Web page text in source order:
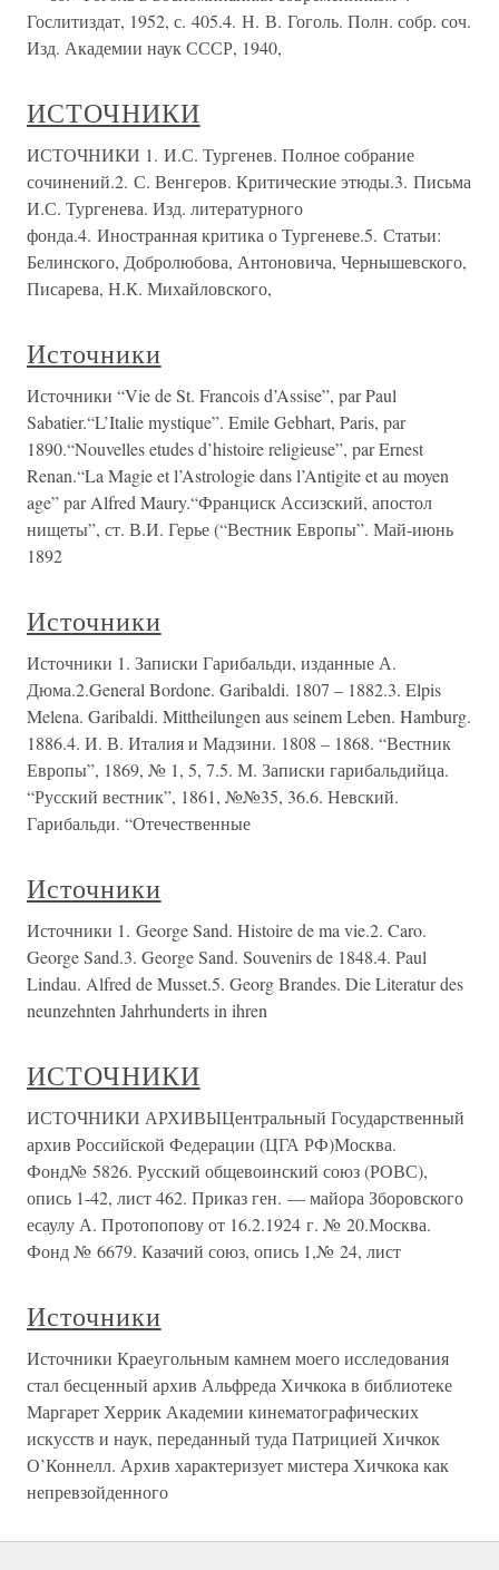
Гослитиздат, 1952, с. 405.4. Н. В. Гоголь. Полн. собр. соч.
Изд. Академии наук СССР, 1940,
ИСТОЧНИКИ
ИСТОЧНИКИ 1. И.С. Тургенев. Полное собрание
сочинений.2. С. Венгеров. Критические этюды.3. Письма
И.С. Тургенева. Изд. литературного
фонда.4. Иностранная критика о Тургеневе.5. Статьи:
Белинского, Добролюбова, Антоновича, Чернышевского,
Писарева, Н.К. Михайловского,
Источники
Источники “Vie de St. Francois d’Assise”, par Paul
Sabatier.“L’Italie mystique”. Emile Gebhart, Paris, par
1890.“Nouvelles etudes d’histoire religieuse”, par Ernest
Renan.“La Magie et l’Astrologie dans l’Antigite et au moyen
age” par Alfred Maury.“Франциск Ассизский, апостол
нищеты”, ст. В.И. Герье (“Вестник Европы”. Май-июнь
1892
Источники
Источники 1. Записки Гарибальди, изданные А.
Дюма.2.General Bordone. Garibaldi. 1807 – 1882.3. Elpis
Melena. Garibaldi. Mittheilungen aus seinem Leben. Hamburg.
1886.4. И. В. Италия и Мадзини. 1808 – 1868. “Вестник
Европы”, 1869, № 1, 5, 7.5. М. Записки гарибальдийца.
“Русский вестник”, 1861, №№35, 36.6. Невский.
Гарибальди. “Отечественные
Источники
Источники 1. George Sand. Histoire de ma vie.2. Caro.
George Sand.3. George Sand. Souvenirs de 1848.4. Paul
Lindau. Alfred de Musset.5. Georg Brandes. Die Literatur des
neunzehnten Jahrhunderts in ihren
ИСТОЧНИКИ
ИСТОЧНИКИ АРХИВЫЦентральный Государственный
архив Российской Федерации (ЦГА РФ)Москва.
Фонд№ 5826. Русский общевоинский союз (РОВС),
опись 1-42, лист 462. Приказ ген. — майора Зборовского
есаулу А. Протопопову от 16.2.1924 г. № 20.Москва.
Фонд № 6679. Казачий союз, опись 1,№ 24, лист
Источники
Источники Краеугольным камнем моего исследования
стал бесценный архив Альфреда Хичкока в библиотеке
Маргарет Херрик Академии кинематографических
искусств и наук, переданный туда Патрицией Хичкок
О’Коннелл. Архив характеризует мистера Хичкока как
непревзойденного